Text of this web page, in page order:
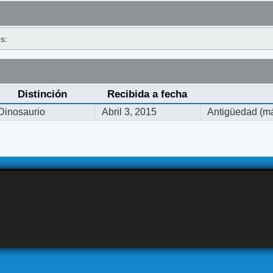
Distinción Recibida a fecha
Abril 3, 2015 Antigüedad